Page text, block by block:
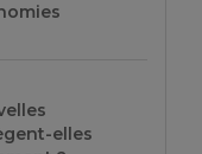
elles